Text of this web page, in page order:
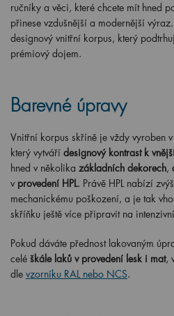
ručníky a věci, které chcete mít hned
přinese vzdušnější a modernější
designový vnitřní korpus, který
prémiový dojem.
Barevné úpravy
Vnitřní korpus skříně je vždy vyroben v
který vytváří designový kontrast k
hned v několika základních dekorech,
v provedení HPL. Právě HPL nabízí
mechanickému poškození, a je tak
skříňku ještě více připravit na
Pokud dáváte přednost lakovaným
celé škále laků v provedení lesk i mat,
dle vzorníku RAL nebo NCS.